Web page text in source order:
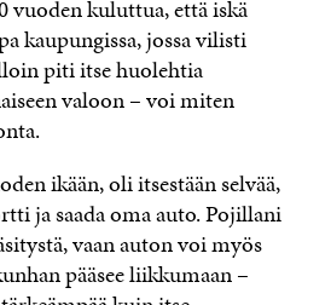
vuoden kuluttua, että iskä
kaupungissa, jossa vilisti
piti itse huolehtia
valoon – voi miten
ikään, oli itsestään selvää,
ja saada oma auto. Pojillani
vaan auton voi myös
pääsee liikkumaan –